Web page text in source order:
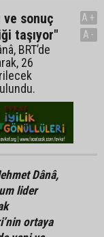
sonuç
taşıyor"
BRT’de
26
A+
A-
Dânâ,
lider
ortaya